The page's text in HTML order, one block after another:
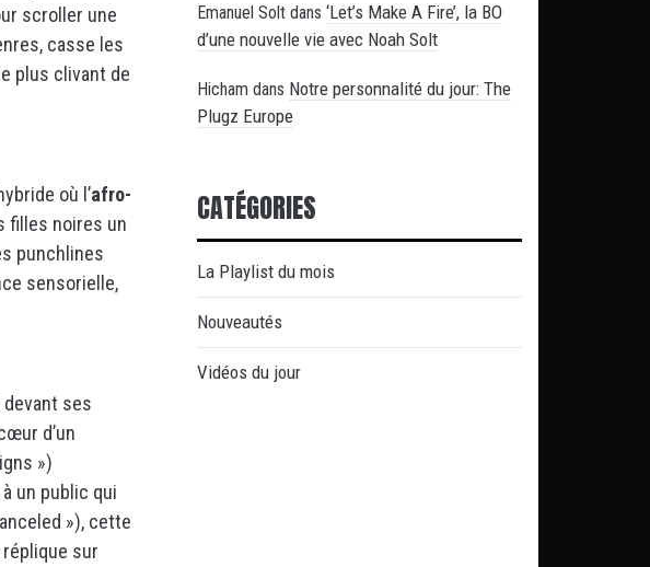
scroller une
casse les
plus clivant de
où l’afro-
filles noires un
punchlines
sensorielle,
devant ses
d’un
»)
un public qui
»), cette
sur
Emanuel Solt dans ‘Let’s Make A Fire’, la BO
d’une nouvelle vie avec Noah Solt
Hicham dans Notre personnalité du jour: The
Plugz Europe
CATÉGORIES
La Playlist du mois
Nouveautés
Vidéos du jour